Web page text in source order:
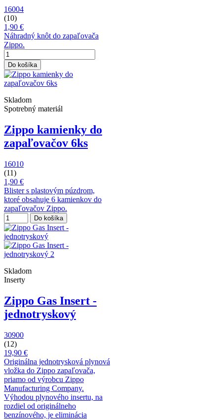
16004
(10)
1,90 €
Náhradný knôt do zapaľovača
Zippo.
Do košíka
Skladom
Spotrebný materiál
Zippo kamienky do
zapaľovačov 6ks
16010
(11)
1,90 €
Blister s plastovým púzdrom,
ktoré obsahuje 6 kamienkov do
zapaľovačov Zippo.
Do košíka
Skladom
Inserty
Zippo Gas Insert -
jednotryskový
30900
(12)
19,90 €
Originálna jednotrysková plynová
vložka do Zippo zapaľovača,
priamo od výrobcu Zippo
Manufacturing Company.
Výhodou plynového insertu, na
rozdiel od originálneho
benzínového, je eliminácia